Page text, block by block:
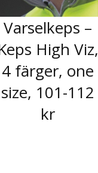
Varselkeps –
High Viz,
4 färger, one
size, 101-112
kr